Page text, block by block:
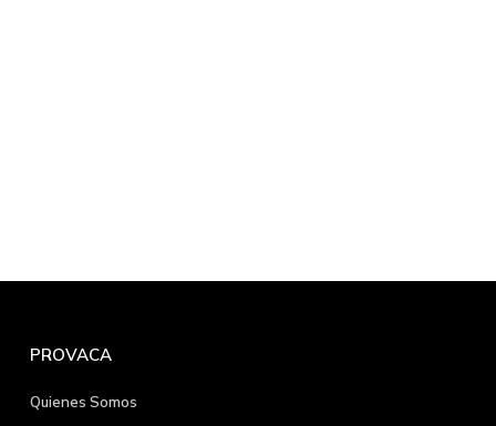
PROVACA
Quienes Somos